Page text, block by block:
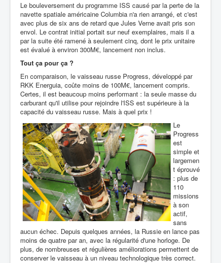
Le bouleversement du programme ISS causé par la perte de la
navette spatiale américaine Columbia n'a rien arrangé, et c'est
avec plus de six ans de retard que Jules Verne avait pris son
envol. Le contrat initial portait sur neuf exemplaires, mais il a
par la suite été ramené à seulement cinq, dont le prix unitaire
est évalué à environ 300M€, lancement non inclus.
Tout ça pour ça ?
En comparaison, le vaisseau russe Progress, développé par
RKK Energuia, coûte moins de 100M€, lancement compris.
Certes, il est beaucoup moins performant : la seule masse du
carburant qu'il utilise pour rejoindre l'ISS est supérieure à la
capacité du vaisseau russe. Mais à quel prix !
Le
Progress
est
simple et
largemen
t éprouvé
: plus de
110
missions
à son
actif,
sans
aucun échec. Depuis quelques années, la Russie en lance pas
moins de quatre par an, avec la régularité d'une horloge. De
plus, de nombreuses et régulières améliorations permettent de
conserver le vaisseau à un niveau technologique très correct.